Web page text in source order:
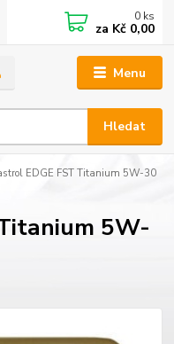
Menu
Hledat
0 ks
za Kč 0,00
EDGE FST Titanium 5W-30
5W-